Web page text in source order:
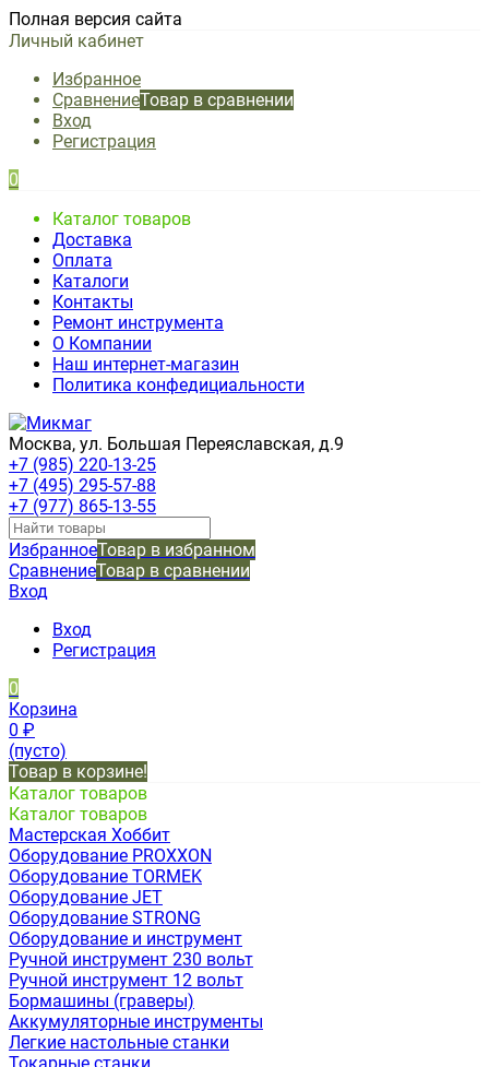
Полная версия сайта
Личный кабинет
Избранное
СравнениеТовар в сравнении
Вход
Регистрация
0
Каталог товаров
Доставка
Оплата
Каталоги
Контакты
Ремонт инструмента
О Компании
Наш интернет-магазин
Политика конфедициальности
Москва, ул. Большая Переяславская, д.9
+7 (985) 220-13-25
+7 (495) 295-57-88
+7 (977) 865-13-55
ИзбранноеТовар в избранном
СравнениеТовар в сравнении
Вход
Вход
Регистрация
0
Корзина
0 ₽
(пусто)
Товар в корзине!
Каталог товаров
Каталог товаров
Мастерская Хоббит
Оборудование PROXXON
Оборудование TORMEK
Оборудование JET
Оборудование STRONG
Оборудование и инструмент
Ручной инструмент 230 вольт
Ручной инструмент 12 вольт
Бормашины (граверы)
Аккумуляторные инструменты
Легкие настольные станки